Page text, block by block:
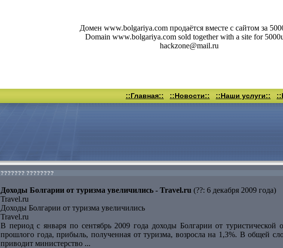
Домен www.bolgariya.com продаётся вместе с сайтом за
Domain www.bolgariya.com sold together with a site for
hackzone@mail.ru
::Главная:: ::Новости:: ::Наши услуги::
??????? ????????
Доходы Болгарии от туризма увеличились - Travel.ru (??: 6 декабря 2009 года)
Travel.ru
Доходы Болгарии от туризма увеличились
Travel.ru
В период с января по сентябрь 2009 года доходы Болгарии от
прошлого года, прибыль, полученная от туризма, возросла на 1,3%. В общей
приводит министерство ...